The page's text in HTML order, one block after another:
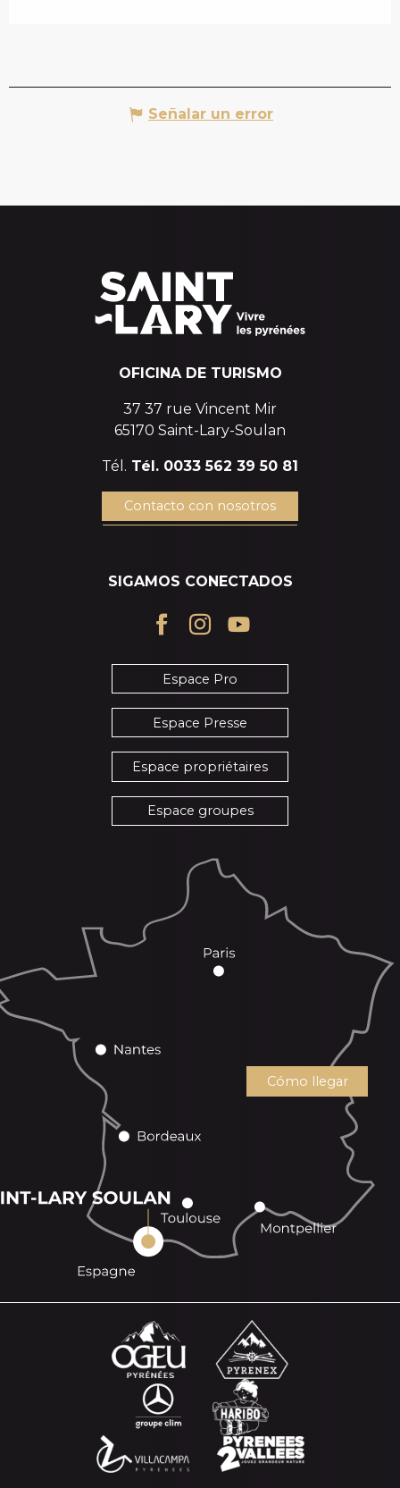
Señalar un error
OFICINA DE TURISMO
37 37 rue Vincent Mir
65170 Saint-Lary-Soulan
Tél. Tél. 0033 562 39 50 81
Contacto con nosotros
SIGAMOS CONECTADOS
Espace Pro
Espace Presse
Espace propriétaires
Espace groupes
Cómo llegar